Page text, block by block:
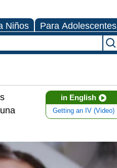
Niños Para Adolescentes
in English
Getting an IV (Video)